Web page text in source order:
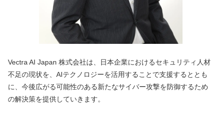
Vectra AI Japan 株式会社は、日本企業におけるセキュリティ人材
不足の現状を、AIテクノロジーを活用することで支援するととも
に、今後広がる可能性のある新たなサイバー攻撃を防御するため
の解決策を提供していきます。